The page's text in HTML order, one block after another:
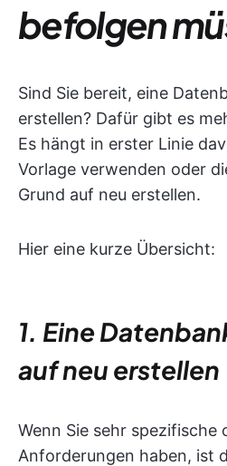
befolgen
Sind Sie bereit, eine
erstellen? Dafür gibt es
Es hängt in erster Linie
Vorlage verwenden oder
Grund auf neu erstellen.
Hier eine kurze Übersicht:
1. Eine
auf neu erstellen
Wenn Sie sehr spezifische
Anforderungen haben, ist